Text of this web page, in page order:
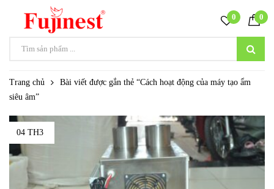
0 0
Trang chủ
Bài viết được gắn thẻ “Cách hoạt động của máy tạo ẩm
siêu âm”
04 TH3